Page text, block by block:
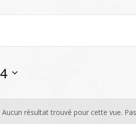
Aucun résultat trouvé pour cette vue.